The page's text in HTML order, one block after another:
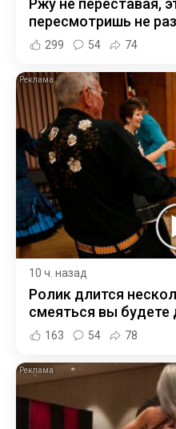
Ржу не переставая,
пересмотришь не раз
299 54 74
10 ч. назад
Ролик длится
смеяться вы будете
163 54 78